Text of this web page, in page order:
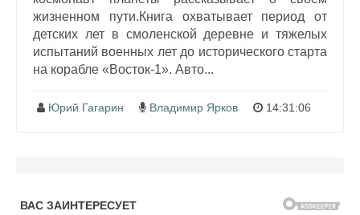
жизненном пути.Книга охватывает период от
детских лет в смоленской деревне и тяжелых
испытаний военных лет до исторического старта
на корабле «Восток-1». Авто...
Юрий Гагарин Владимир Ярков 14:31:06